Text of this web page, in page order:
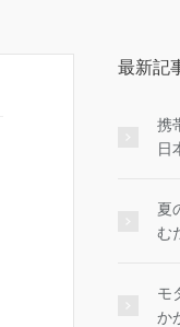
最新記
携
日
夏
む
モ
か